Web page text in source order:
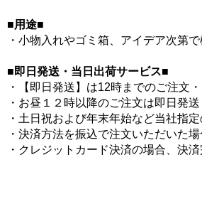
■用途■
・小物入れやゴミ箱、アイデア次第
■即日発送・当日出荷サービス■
・【即日発送】は12時までのご注文
・お昼１２時以降のご注文は即日発
・土日祝および年末年始など当社指
・決済方法を振込で注文いただいた
・クレジットカード決済の場合、決